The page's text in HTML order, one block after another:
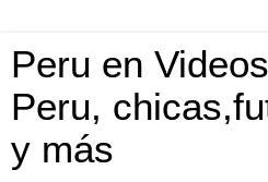
Peru en
Peru,
y más